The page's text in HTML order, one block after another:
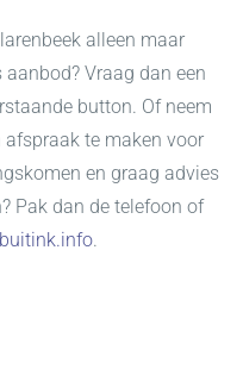
alleen maar
Vraag dan een
button. Of neem
te maken voor
en graag advies
Pak dan de telefoon of
.